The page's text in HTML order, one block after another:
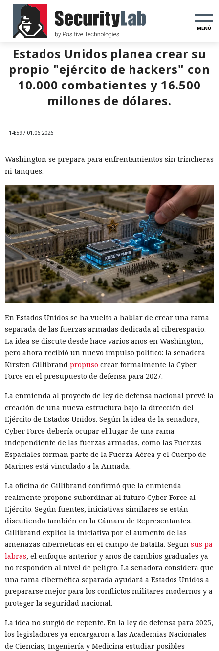
MENÚ
Estados Unidos planea crear su
propio "ejército de hackers" con
10.000 combatientes y 16.500
millones de dólares.
14:59 / 01.06.2026
Washington se prepara para enfrentamientos sin trincheras
ni tanques.
En Estados Unidos se ha vuelto a hablar de crear una rama
separada de las fuerzas armadas dedicada al ciberespacio.
La idea se discute desde hace varios años en Washington,
pero ahora recibió un nuevo impulso político: la senadora
Kirsten Gillibrand propuso crear formalmente la Cyber
Force en el presupuesto de defensa para 2027.
La enmienda al proyecto de ley de defensa nacional prevé la
creación de una nueva estructura bajo la dirección del
Ejército de Estados Unidos. Según la idea de la senadora,
Cyber Force debería ocupar el lugar de una rama
independiente de las fuerzas armadas, como las Fuerzas
Espaciales forman parte de la Fuerza Aérea y el Cuerpo de
Marines está vinculado a la Armada.
La oficina de Gillibrand confirmó que la enmienda
realmente propone subordinar al futuro Cyber Force al
Ejército. Según fuentes, iniciativas similares se están
discutiendo también en la Cámara de Representantes.
Gillibrand explica la iniciativa por el aumento de las
amenazas cibernéticas en el campo de batalla. Según sus pa
labras, el enfoque anterior y años de cambios graduales ya
no responden al nivel de peligro. La senadora considera que
una rama cibernética separada ayudará a Estados Unidos a
prepararse mejor para los conflictos militares modernos y a
proteger la seguridad nacional.
La idea no surgió de repente. En la ley de defensa para 2025,
los legisladores ya encargaron a las Academias Nacionales
de Ciencias, Ingeniería y Medicina estudiar posibles